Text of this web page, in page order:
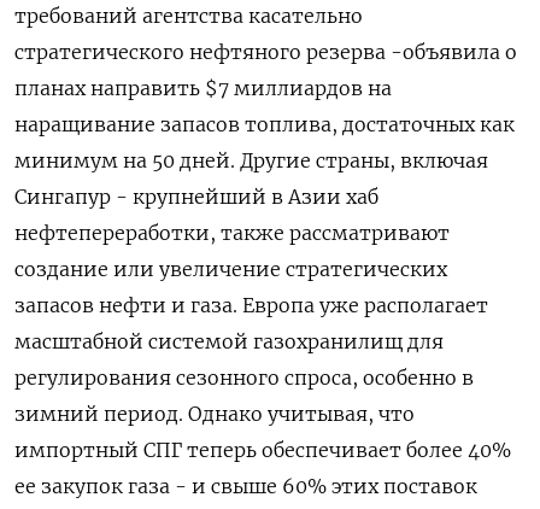
требований агентства касательно
стратегического нефтяного резерва -объявила о
планах направить $7 миллиардов на
наращивание запасов топлива, достаточных как
минимум на 50 дней. Другие страны, включая
Сингапур - крупнейший в Азии хаб
нефтепереработки, ​также рассматривают
создание или увеличение стратегических
запасов нефти и газа. Европа уже располагает
масштабной системой газохранилищ для
регулирования сезонного спроса, особенно в
зимний период. Однако учитывая, что
импортный СПГ теперь обеспечивает более 40%
ее закупок газа - и свыше 60% этих поставок